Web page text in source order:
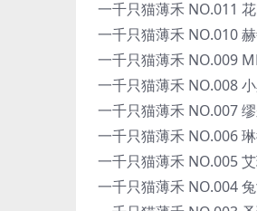
一千只猫薄禾 NO.011
一千只猫薄禾 NO.010
一千只猫薄禾 NO.009
一千只猫薄禾 NO.008
一千只猫薄禾 NO.007
一千只猫薄禾 NO.006
一千只猫薄禾 NO.005
一千只猫薄禾 NO.004